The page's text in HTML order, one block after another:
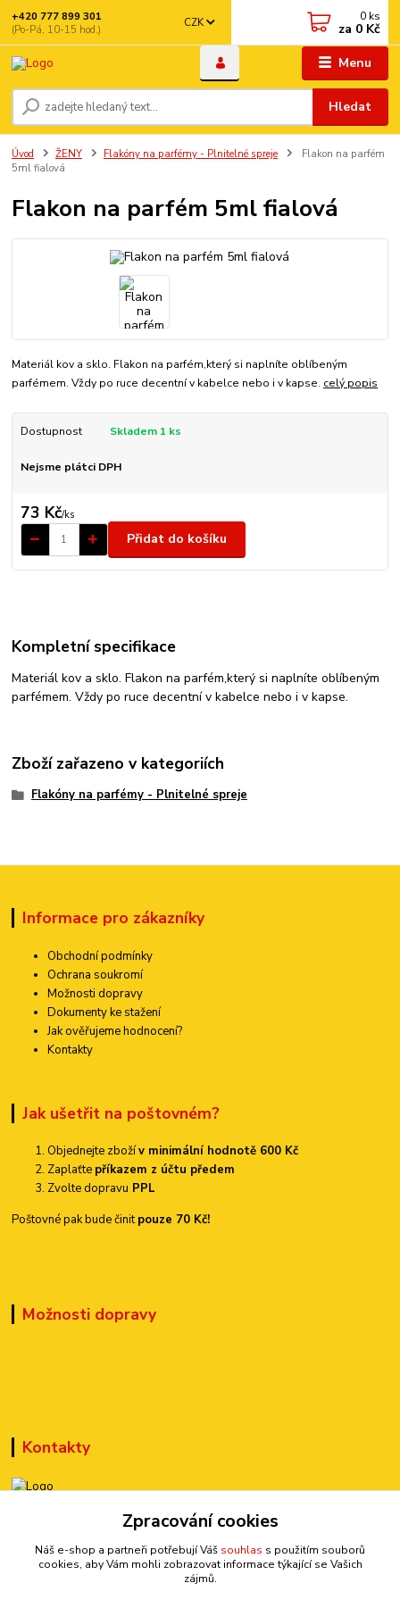
Menu
CZK
Hledat
+420 777 899 301
(Po-Pá, 10-15 hod.)
0 ks
za 0 Kč
Úvod ŽENY Flakóny na parfémy - Plnitelné spreje
Flakon na parfém
5ml fialová
Flakon na parfém 5ml fialová
Materiál kov a sklo. Flakon na parfém,který si naplníte oblíbeným
parfémem. Vždy po ruce decentní v kabelce nebo i v kapse. celý popis
Dostupnost Skladem 1 ks
Nejsme plátci DPH
73 Kč/ks
Přidat do košíku
Kompletní specifikace
Materiál kov a sklo. Flakon na parfém,který si naplníte oblíbeným
parfémem. Vždy po ruce decentní v kabelce nebo i v kapse.
Zboží zařazeno v kategoriích
Flakóny na parfémy - Plnitelné spreje
Informace pro zákazníky
Obchodní podmínky
Ochrana soukromí
Možnosti dopravy
Dokumenty ke stažení
Jak ověřujeme hodnocení?
Kontakty
Jak ušetřit na poštovném?
Objednejte zbožív minimální hodnotě 600 Kč
Zaplaťte příkazem z účtu předem
Zvolte dopravu PPL
Poštovné pak bude činitpouze 70 Kč!
Možnosti dopravy
Kontakty
+420 777 899 301
sedmi@kraska1.cz
Zpracování cookies
Náš e-shop a partneři potřebují Váš souhlas s použitím souborů
cookies, aby Vám mohli zobrazovat informace týkající se Vašich
zájmů.